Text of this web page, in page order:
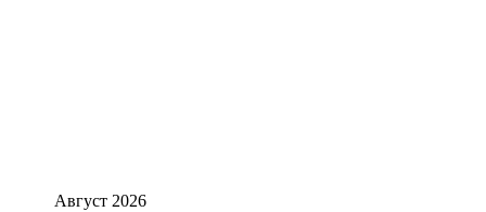
Август 2026